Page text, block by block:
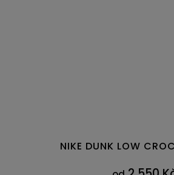
NIKE DUNK LOW